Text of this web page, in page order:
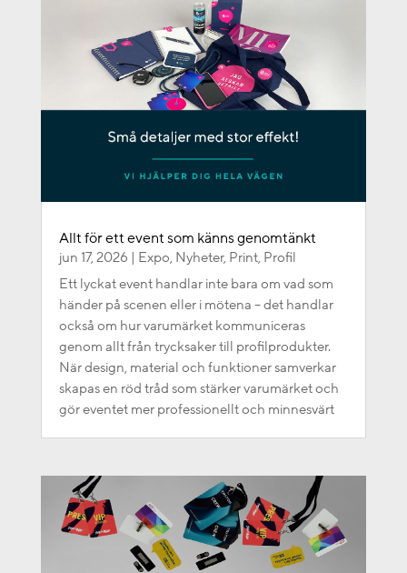
Allt för ett event som känns genomtänkt
jun 17, 2026 | Expo, Nyheter, Print, Profil
Ett lyckat event handlar inte bara om vad som
händer på scenen eller i mötena – det handlar
också om hur varumärket kommuniceras
genom allt från trycksaker till profilprodukter.
När design, material och funktioner samverkar
skapas en röd tråd som stärker varumärket och
gör eventet mer professionellt och minnesvärt